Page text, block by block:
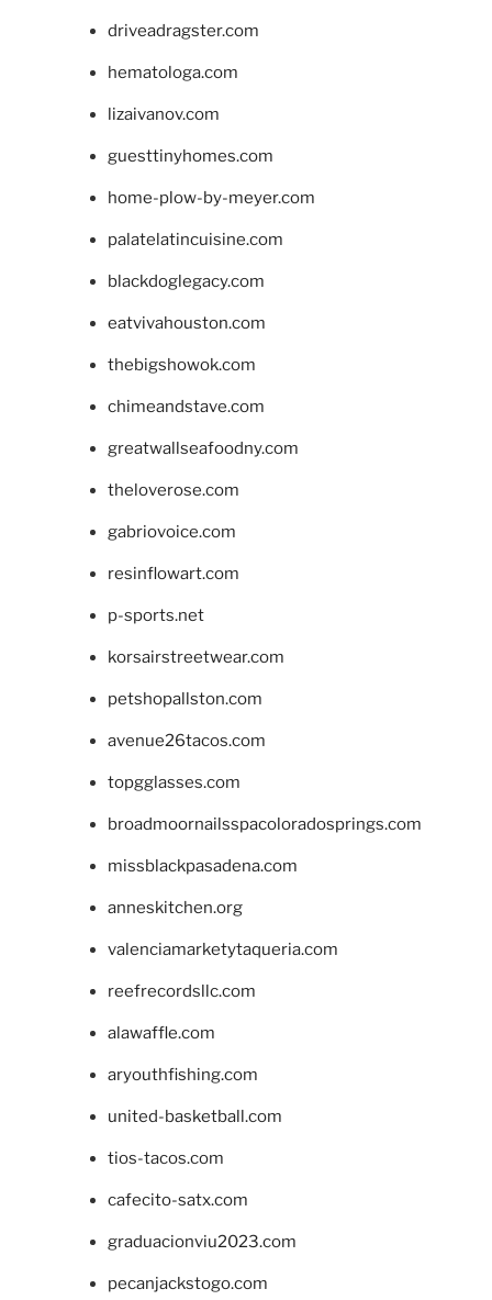
driveadragster.com
hematologa.com
lizaivanov.com
guesttinyhomes.com
home-plow-by-meyer.com
palatelatincuisine.com
blackdoglegacy.com
eatvivahouston.com
thebigshowok.com
chimeandstave.com
greatwallseafoodny.com
theloverose.com
gabriovoice.com
resinflowart.com
p-sports.net
korsairstreetwear.com
petshopallston.com
avenue26tacos.com
topgglasses.com
broadmoornailsspacoloradosprings.com
missblackpasadena.com
anneskitchen.org
valenciamarketytaqueria.com
reefrecordsllc.com
alawaffle.com
aryouthfishing.com
united-basketball.com
tios-tacos.com
cafecito-satx.com
graduacionviu2023.com
pecanjackstogo.com